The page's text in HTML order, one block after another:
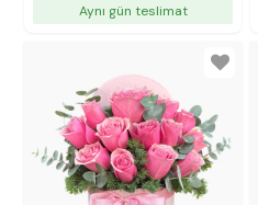
Aynı gün teslimat